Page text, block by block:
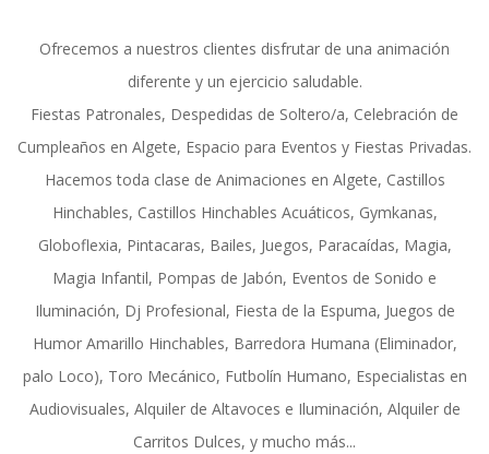
Ofrecemos a nuestros clientes disfrutar de una animación
diferente y un ejercicio saludable.
Fiestas Patronales, Despedidas de Soltero/a, Celebración de
Cumpleaños en Algete, Espacio para Eventos y Fiestas Privadas.
Hacemos toda clase de Animaciones en Algete, Castillos
Hinchables, Castillos Hinchables Acuáticos, Gymkanas,
Globoflexia, Pintacaras, Bailes, Juegos, Paracaídas, Magia,
Magia Infantil, Pompas de Jabón, Eventos de Sonido e
Iluminación, Dj Profesional, Fiesta de la Espuma, Juegos de
Humor Amarillo Hinchables, Barredora Humana (Eliminador,
palo Loco), Toro Mecánico, Futbolín Humano, Especialistas en
Audiovisuales, Alquiler de Altavoces e Iluminación, Alquiler de
Carritos Dulces, y mucho más...